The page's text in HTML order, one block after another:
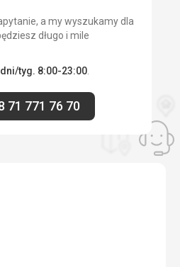
a my wyszukamy dla
długo i mile
tyg. 8:00-23:00
71 771 76 70